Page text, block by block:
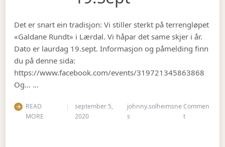
Det er snart ein tradisjon: Vi stiller sterkt på terrengløpet
«Galdane Rundt» i Lærdal. Vi håpar det same skjer i år.
Dato er laurdag 19.sept. Informasjon og påmelding finn
du på denne sida:
https://www.facebook.com/events/319721345863868
Og… …
READ
MORE
september 5,
2020
johnny.solheimsne
s
Commen
ton Gubbetur